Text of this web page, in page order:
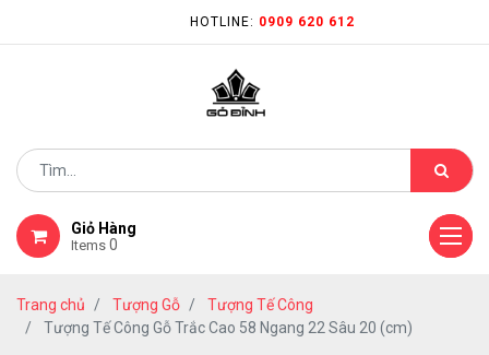
HOTLINE: 0909 620 612
Giỏ Hàng
Items 0
Trang chủ Tượng Gỗ
Tượng Tế Công
Tượng Tế Công Gỗ Trắc Cao 58 Ngang 22 Sâu 20 (cm)